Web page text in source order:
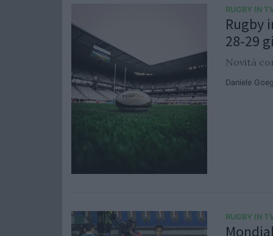
RUGBY IN
Rugby
28-29
Novità
Daniele
RUGBY IN